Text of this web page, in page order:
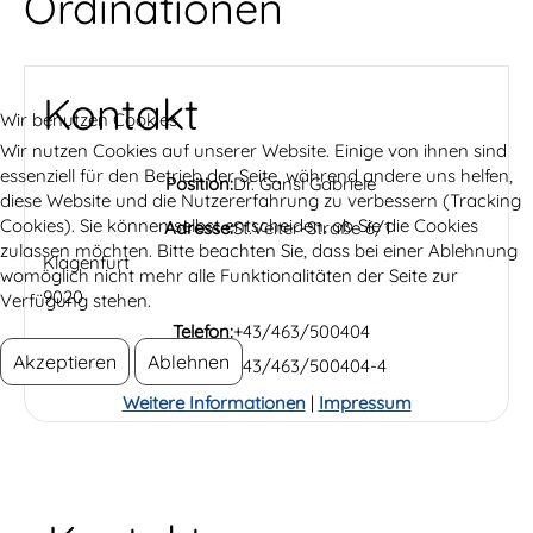
Kontakt
Position:Dr. Gansl Gabriele
Adresse:St.Veiter-Straße 6/1
Klagenfurt
9020
Telefon:+43/463/500404
Fax:
+43/463/500404-4
Wir benutzen Cookies
Wir nutzen Cookies auf unserer Website. Einige von ihnen sind
essenziell für den Betrieb der Seite, während andere uns helfen,
diese Website und die Nutzererfahrung zu verbessern (Tracking
Cookies). Sie können selbst entscheiden, ob Sie die Cookies
zulassen möchten. Bitte beachten Sie, dass bei einer Ablehnung
womöglich nicht mehr alle Funktionalitäten der Seite zur
Verfügung stehen.
Akzeptieren Ablehnen
Weitere Informationen| Impressum